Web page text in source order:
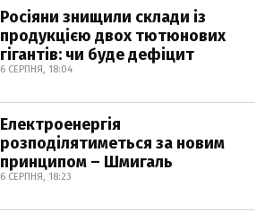
Росіяни знищили склади із
продукцією двох тютюнових
гігантів: чи буде дефіцит
6 СЕРПНЯ, 18:04
Електроенергія
розподілятиметься за новим
принципом – Шмигаль
6 СЕРПНЯ, 18:23